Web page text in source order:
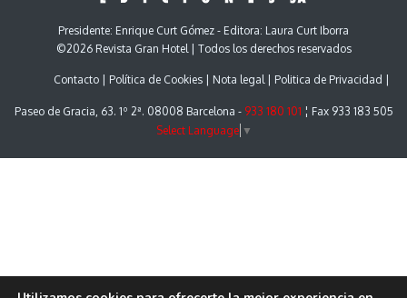
Presidente: Enrique Curt Gómez - Editora: Laura Curt Iborra
©2026 Revista Gran Hotel | Todos los derechos reservados
Contacto Política de Cookies Nota legal Politica de Privacidad
Paseo de Gracia, 63. 1º 2ª. 08008 Barcelona - 933 180 101 ¦ Fax 933 183 505
Select Language ▼